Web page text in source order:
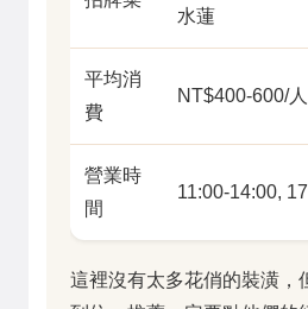
水蓮
平均消
費
NT$400-600/人
營業時
間
11:00-14:00,
這裡沒有太多花俏的裝潢，